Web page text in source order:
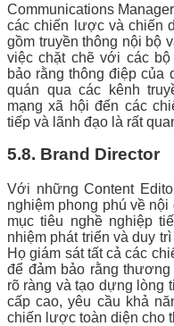
Communications
các chiến lược và chiến
gồm truyền thông nội bộ
việc chặt chẽ với các
bảo rằng thông điệp của
quán qua các kênh
mạng xã hội đến các
tiếp và lãnh đạo là rất
5.8. Brand Director
Với những Content
nghiệm phong phú về
mục tiêu nghề nghiệp
nhiệm phát triển và duy
Họ giám sát tất cả các
để đảm bảo rằng
rõ ràng và tạo dựng lòng
cấp cao, yêu cầu khả
chiến lược toàn diện cho